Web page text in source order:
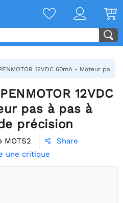
12VDC 60mA - Moteur pas
12VDC
pas à pas à
précision
MOTS2 
Share
une critique